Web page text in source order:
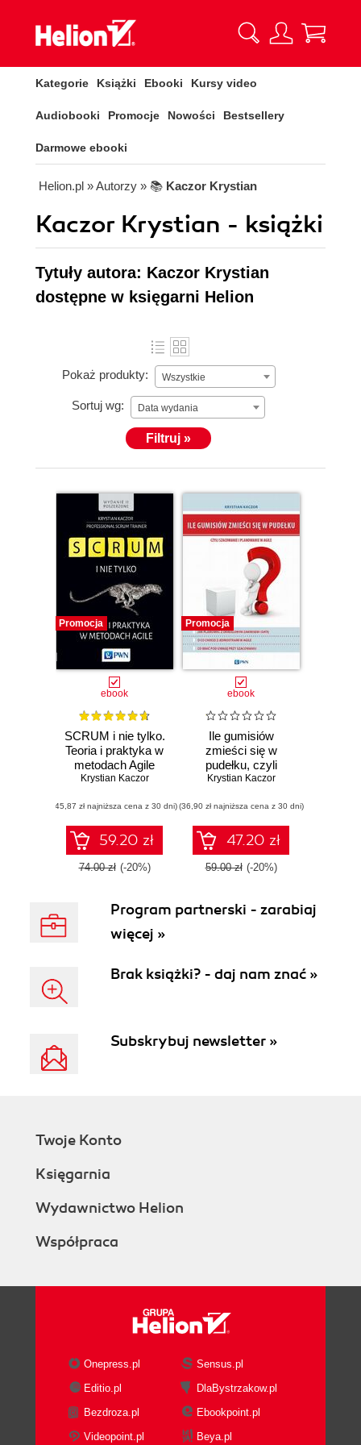
Kategorie Książki Ebooki Kursy video
Audiobooki Promocje Nowości Bestsellery
Darmowe ebooki
Helion.pl » Autorzy » 📚 Kaczor Krystian
Kaczor Krystian - książki
Tytuły autora: Kaczor Krystian
dostępne w księgarni Helion
Pokaż produkty: Wszystkie
Sortuj wg: Data wydania
Filtruj »
Promocja
ebook
SCRUM i nie tylko.
Teoria i praktyka w
metodach Agile
Krystian Kaczor
(45,87 zł najniższa cena z 30 dni)
59.20 zł
74.00 zł (-20%)
Promocja
ebook
Ile gumisiów
zmieści się w
pudełku, czyli
szacowanie i
Krystian Kaczor
(36,90 zł najniższa cena z 30 dni)
47.20 zł
59.00 zł (-20%)
Program partnerski - zarabiaj
więcej »
Brak książki? - daj nam znać »
Subskrybuj newsletter »
Twoje Konto
Księgarnia
Wydawnictwo Helion
Współpraca
Onepress.pl
Sensus.pl
Editio.pl
DlaBystrzakow.pl
Bezdroza.pl
Ebookpoint.pl
Videopoint.pl
Beya.pl